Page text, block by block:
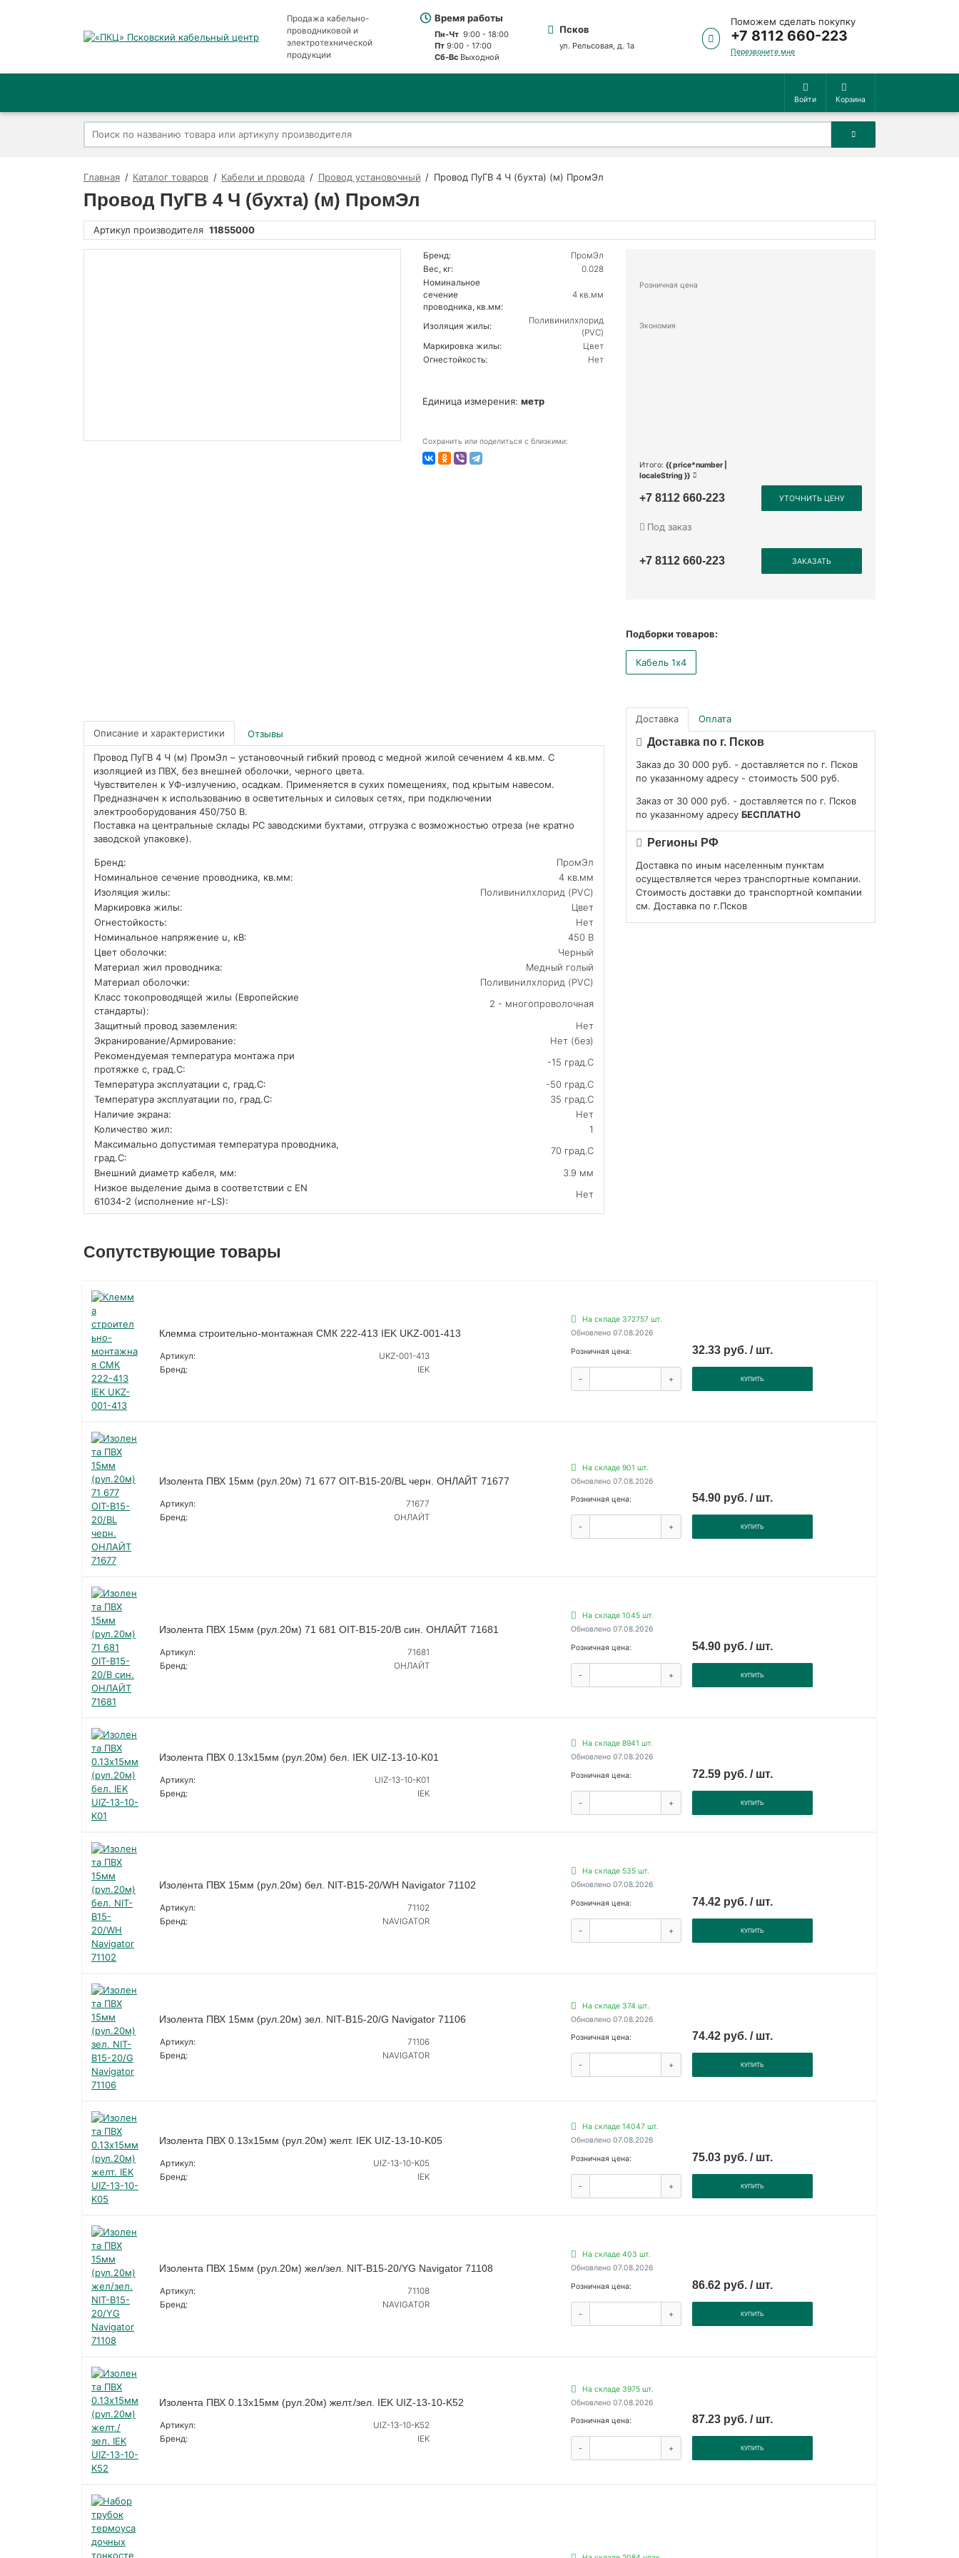
Продажа кабельно-
проводниковой и
электротехнической
продукции
Время работы
Пн-Чт9:00 - 18:00
Пт9:00 - 17:00
Сб-ВсВыходной
Псков
ул. Рельсовая, д. 1а
Поможем сделать покупку
+7 8112 660-223
Перезвоните мне
Войти Корзина
Главная Каталог товаров Кабели и провода Провод установочный Провод ПуГВ 4 Ч (бухта) (м) ПромЭл
Провод ПуГВ 4 Ч (бухта) (м) ПромЭл
Артикул производителя 11855000
Бренд:
ПромЭл
Вес, кг:
0.028
Номинальное
сечение
проводника, кв.мм:
4 кв.мм
Изоляция жилы:
Поливинилхлорид
(PVC)
Маркировка жилы:
Цвет
Огнестойкость:
Нет
Единица измерения: метр
Сохранить или поделиться с близкими:
Розничная цена
Экономия
Итого: {{ price*number |
localeString }}
+7 8112 660-223 УТОЧНИТЬ ЦЕНУ
Под заказ
+7 8112 660-223 ЗАКАЗАТЬ
Подборки товаров:
Кабель 1x4
Доставка Оплата
Доставка по г. Псков
Заказ до 30 000 руб. - доставляется по г. Псков
по указанному адресу - стоимость 500 руб.
Заказ от 30 000 руб. - доставляется по г. Псков
по указанному адресу БЕСПЛАТНО
Регионы РФ
Доставка по иным населенным пунктам
осуществляется через транспортные компании.
Стоимость доставки до транспортной компании
см. Доставка по г.Псков
Описание и характеристики Отзывы
Провод ПуГВ 4 Ч (м) ПромЭл – установочный гибкий провод с медной жилой сечением 4 кв.мм. С
изоляцией из ПВХ, без внешней оболочки, черного цвета.
Чувствителен к УФ-излучению, осадкам. Применяется в сухих помещениях, под крытым навесом.
Предназначен к использованию в осветительных и силовых сетях, при подключении
электрооборудования 450/750 В.
Поставка на центральные склады РС заводскими бухтами, отгрузка с возможностью отреза (не кратно
заводской упаковке).
Бренд:
ПромЭл
Номинальное сечение проводника, кв.мм:
4 кв.мм
Изоляция жилы:
Поливинилхлорид (PVC)
Маркировка жилы:
Цвет
Огнестойкость:
Нет
Номинальное напряжение u, кВ:
450 В
Цвет оболочки:
Черный
Материал жил проводника:
Медный голый
Материал оболочки:
Поливинилхлорид (PVC)
Класс токопроводящей жилы (Европейские
стандарты):
2 - многопроволочная
Защитный провод заземления:
Нет
Экранирование/Армирование:
Нет (без)
Рекомендуемая температура монтажа при
протяжке с, град.C:
-15 град.C
Температура эксплуатации с, град.C:
-50 град.C
Температура эксплуатации по, град.C:
35 град.C
Наличие экрана:
Нет
Количество жил:
1
Максимально допустимая температура проводника,
град.C:
70 град.C
Внешний диаметр кабеля, мм:
3.9 мм
Низкое выделение дыма в соответствии с EN
61034-2 (исполнение нг-LS):
Нет
Сопутствующие товары
Клемма строительно-монтажная СМК 222-413 IEK UKZ-001-413
Артикул:
UKZ-001-413
Бренд:
IEK
На складе 372757 шт.
Обновлено 07.08.2026
Розничная цена:
32.33 руб. / шт.
- + КУПИТЬ
Изолента ПВХ 15мм (рул.20м) 71 677 OIT-B15-20/BL черн. ОНЛАЙТ 71677
Артикул:
71677
Бренд:
ОНЛАЙТ
На складе 901 шт.
Обновлено 07.08.2026
Розничная цена:
54.90 руб. / шт.
- + КУПИТЬ
Изолента ПВХ 15мм (рул.20м) 71 681 OIT-B15-20/B син. ОНЛАЙТ 71681
Артикул:
71681
Бренд:
ОНЛАЙТ
На складе 1045 шт.
Обновлено 07.08.2026
Розничная цена:
54.90 руб. / шт.
- + КУПИТЬ
Изолента ПВХ 0.13х15мм (рул.20м) бел. IEK UIZ-13-10-K01
Артикул:
UIZ-13-10-K01
Бренд:
IEK
На складе 8941 шт.
Обновлено 07.08.2026
Розничная цена:
72.59 руб. / шт.
- + КУПИТЬ
Изолента ПВХ 15мм (рул.20м) бел. NIT-B15-20/WH Navigator 71102
Артикул:
71102
Бренд:
NAVIGATOR
На складе 535 шт.
Обновлено 07.08.2026
Розничная цена:
74.42 руб. / шт.
- + КУПИТЬ
Изолента ПВХ 15мм (рул.20м) зел. NIT-B15-20/G Navigator 71106
Артикул:
71106
Бренд:
NAVIGATOR
На складе 374 шт.
Обновлено 07.08.2026
Розничная цена:
74.42 руб. / шт.
- + КУПИТЬ
Изолента ПВХ 0.13х15мм (рул.20м) желт. IEK UIZ-13-10-K05
Артикул:
UIZ-13-10-K05
Бренд:
IEK
На складе 14047 шт.
Обновлено 07.08.2026
Розничная цена:
75.03 руб. / шт.
- + КУПИТЬ
Изолента ПВХ 15мм (рул.20м) жел/зел. NIT-B15-20/YG Navigator 71108
Артикул:
71108
Бренд:
NAVIGATOR
На складе 403 шт.
Обновлено 07.08.2026
Розничная цена:
86.62 руб. / шт.
- + КУПИТЬ
Изолента ПВХ 0.13х15мм (рул.20м) желт./зел. IEK UIZ-13-10-K52
Артикул:
UIZ-13-10-K52
Бренд:
IEK
На складе 3975 шт.
Обновлено 07.08.2026
Розничная цена:
87.23 руб. / шт.
- + КУПИТЬ